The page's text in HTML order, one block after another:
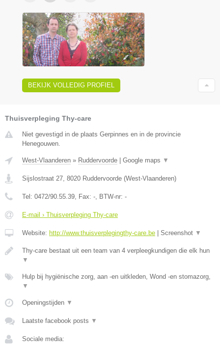
BEKIJK VOLLEDIG PROFIEL
Thuisverpleging Thy-care
Niet gevestigd in de plaats Gerpinnes en in de provincie
Henegouwen.
West-Vlaanderen » Ruddervoorde | Google maps ▼
Sijslostraat 27 8020 Ruddervoorde (West-Vlaanderen)
Tel: 0472/90.55.39 , Fax: - , BTW-nr: -
E-mail › Thuisverpleging Thy-care
Website: http://www.thuisverplegingthy-care.be | Screenshot ▼
Thy-care bestaat uit een team van 4 verpleegkundigen die elk hun
▼
Hulp bij hygiënische zorg, aan -en uitkleden, Wond -en stomazorg,
▼
Openingstijden ▼
Laatste facebook posts ▼
Sociale media: